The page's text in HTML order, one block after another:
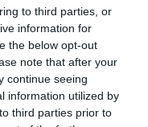
to third parties, or
information for
the below opt-out
note that after your
continue seeing
information utilized by
third parties prior to
DI